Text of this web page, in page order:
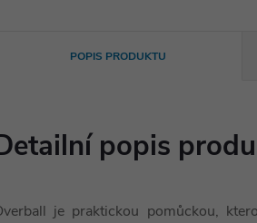
POPIS PRODUKTU
popis
je praktickou pomůckou,